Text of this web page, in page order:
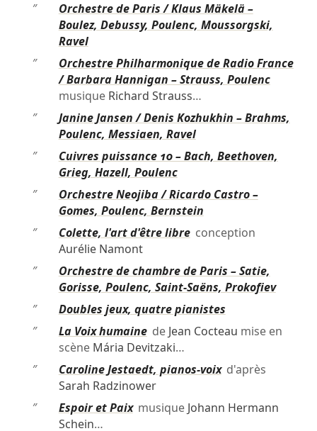
″
Orchestre de Paris / Klaus Mäkelä –
Boulez, Debussy, Poulenc, Moussorgski,
Ravel
″
Orchestre Philharmonique de Radio France
/ Barbara Hannigan – Strauss, Poulenc
musique Richard Strauss…
″
Janine Jansen / Denis Kozhukhin – Brahms,
Poulenc, Messiaen, Ravel
″
Cuivres puissance 10 – Bach, Beethoven,
Grieg, Hazell, Poulenc
″
Orchestre Neojiba / Ricardo Castro –
Gomes, Poulenc, Bernstein
″
Colette, l'art d'être libreconception
Aurélie Namont
″
Orchestre de chambre de Paris – Satie,
Gorisse, Poulenc, Saint-Saëns, Prokofiev
″
Doubles jeux, quatre pianistes
″
La Voix humainede Jean Cocteau mise en
scène Mária Devitzaki…
″
Caroline Jestaedt, pianos-voixd'après
Sarah Radzinower
″
Espoir et Paixmusique Johann Hermann
Schein…